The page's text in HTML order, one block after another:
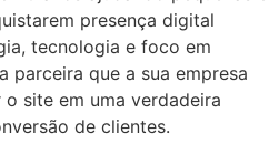
presença digital
tecnologia e foco em
parceira que a sua empresa
site em uma verdadeira
de clientes.